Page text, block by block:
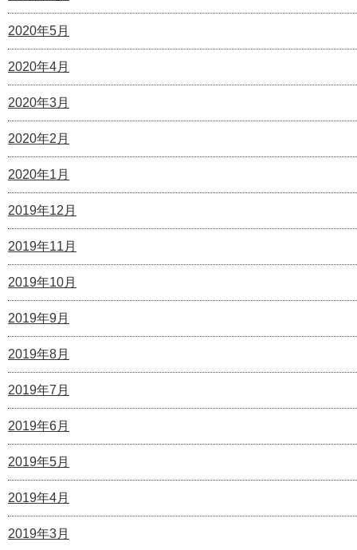
2020年5月
2020年4月
2020年3月
2020年2月
2020年1月
2019年12月
2019年11月
2019年10月
2019年9月
2019年8月
2019年7月
2019年6月
2019年5月
2019年4月
2019年3月